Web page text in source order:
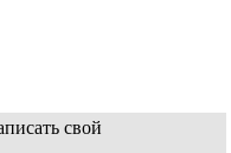
свой